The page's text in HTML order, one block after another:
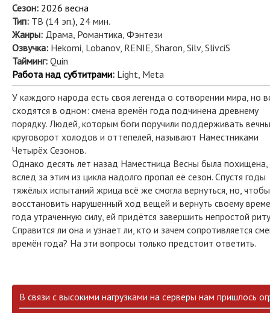
Сезон: 2026 весна
Тип: ТВ (14 эп.), 24 мин.
Жанры: Драма, Романтика, Фэнтези
Озвучка: Hekomi, Lobanov, RENIE, Sharon, Silv, SlivciS
Тайминг: Quin
Работа над субтитрами: Light, Meta
У каждого народа есть своя легенда о сотворении мира, но
сходятся в одном: смена времён года подчинена древнему
порядку. Людей, которым боги поручили поддерживать
круговорот холодов и оттепелей, называют Наместниками
Четырёх Сезонов.
Однако десять лет назад Наместница Весны была похищена,
вслед за этим из цикла надолго пропал её сезон. Спустя годы
тяжёлых испытаний жрица всё же смогла вернуться, но, чтобы
восстановить нарушенный ход вещей и вернуть своему
года утраченную силу, ей придётся завершить непростой
Справится ли она и узнает ли, кто и зачем сопротивляется
времён года? На эти вопросы только предстоит ответить.
В связи с высокими нагрузками на серверы нам пришлось